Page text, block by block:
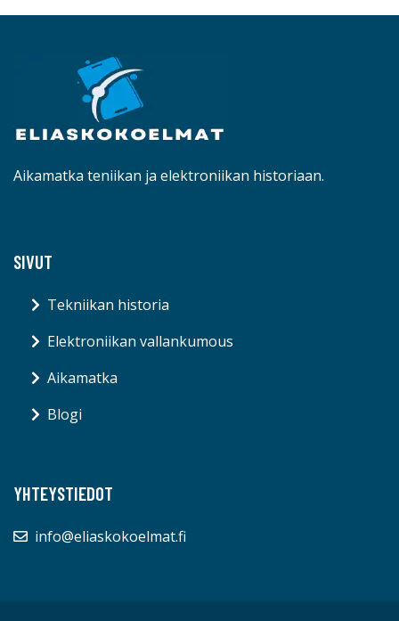
Aikamatka teniikan ja elektroniikan historiaan.
SIVUT
Tekniikan historia
Elektroniikan vallankumous
Aikamatka
Blogi
YHTEYSTIEDOT
info@eliaskokoelmat.fi